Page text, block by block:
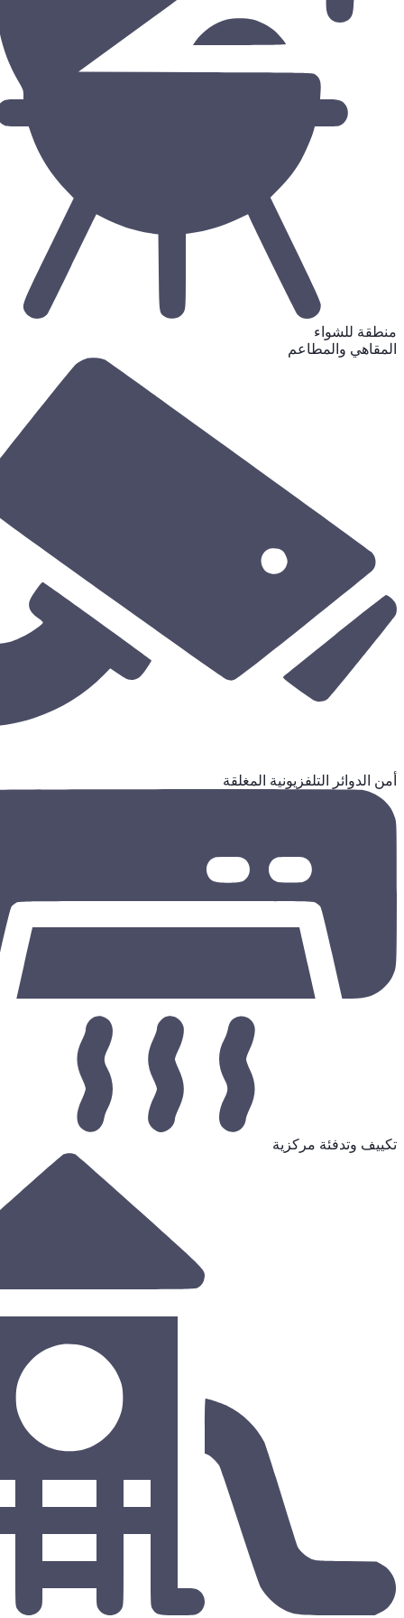
منطقة للشواء
المقاهي والمطاعم
أمن الدوائر التلفزيونية المغلقة
تكييف وتدفئة مركزية